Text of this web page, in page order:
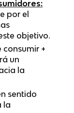
por el
objetivo.
consumir +
un
la
sentido
la